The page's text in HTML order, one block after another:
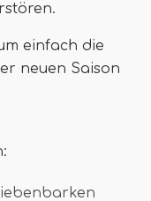
einfach die
neuen Saison